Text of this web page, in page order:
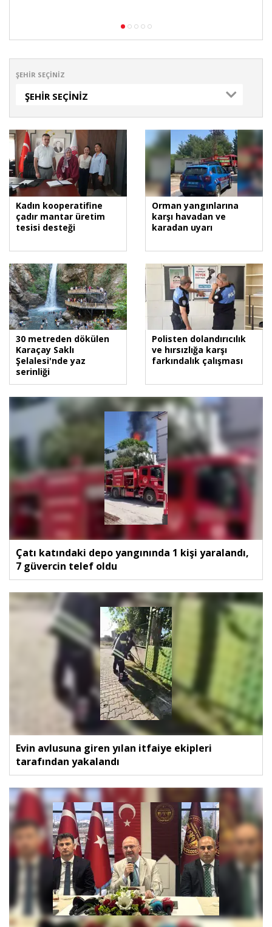
ŞEHIR SEÇINIZ
ŞEHIR SEÇINIZ
Kadın kooperatifine
çadır mantar üretim
tesisi desteği
Orman yangınlarına
karşı havadan ve
karadan uyarı
30 metreden dökülen
Karaçay Saklı
Şelalesi'nde yaz
serinliği
Polisten dolandırıcılık
ve hırsızlığa karşı
farkındalık çalışması
Çatı katındaki depo yangınında 1 kişi yaralandı,
7 güvercin telef oldu
Evin avlusuna giren yılan itfaiye ekipleri
tarafından yakalandı